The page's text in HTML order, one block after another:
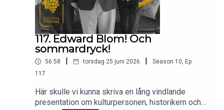
117. Edward Blom! Och
sommardryck!
56:58 | torsdag 25 juni 2026 | Season 10, Ep.
117
Här skulle vi kunna skriva en lång vindlande
presentation om kulturpersonen, historikern och